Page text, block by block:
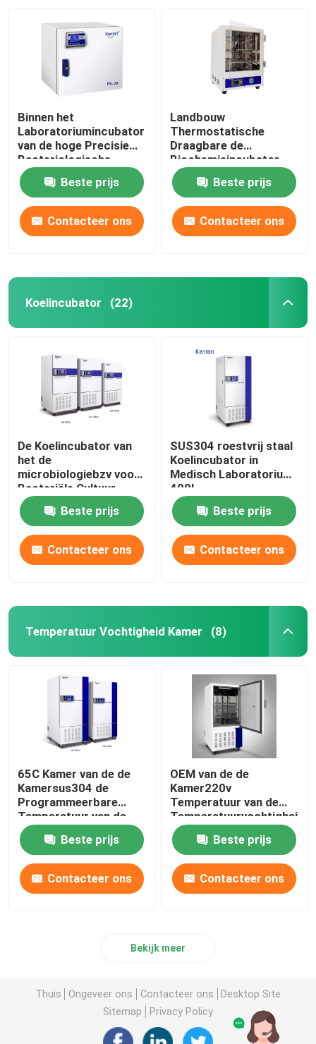
Binnen het
Laboratoriumincubator
van de hoge Precisie
Bacteriologische
Incubator SUS304
Beste prijs
Contacteer ons
Landbouw
Thermostatische
Draagbare de
Biochemieincubator
van de Incubator110v
220V BasisBeste prijs
Contacteer ons
Koelincubator (22)
De Koelincubator van
het de
microbiologiebzv voor
Bacteriële Cultuur
110V 220V
Beste prijs
Contacteer ons
SUS304 roestvrij staal
Koelincubator in
Medisch Laboratorium
400L
Beste prijs
Contacteer ons
Temperatuur Vochtigheid Kamer (8)
65C Kamer van de de
Kamersus304 de
Programmeerbare
Temperatuur van de
temperatuurvochtigheid
Beste prijs
Contacteer ons
OEM van de de
Kamer220v
Temperatuur van de
Temperatuurvochtigheid
de Kamer van de de
Vochtigheidstest
Beste prijs
Contacteer ons
Bekijk meer
Thuis Ongeveer ons Contacteer ons
Desktop Site
Sitemap
Privacy Policy